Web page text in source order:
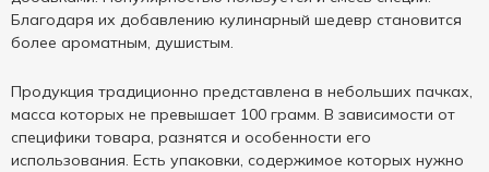
Благодаря их добавлению кулинарный шедевр становится
более ароматным, душистым.
Продукция традиционно представлена в небольших пачках,
масса которых не превышает 100 грамм. В зависимости от
специфики товара, разнятся и особенности его
использования. Есть упаковки, содержимое которых нужно